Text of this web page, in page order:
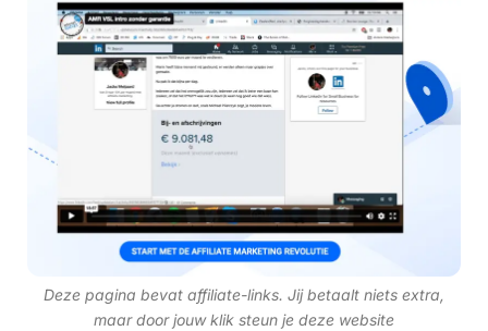
Deze pagina bevat affiliate-links. Jij betaalt niets extra,
maar door jouw klik steun je deze website